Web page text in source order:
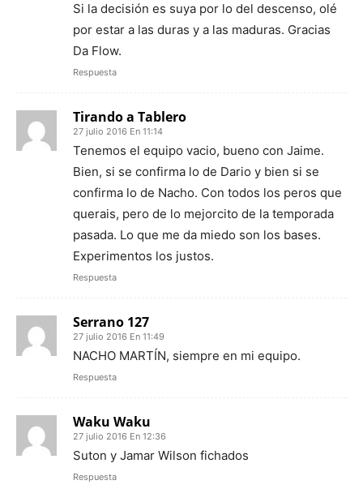
Si la decisión es suya por lo del descenso, olé
por estar a las duras y a las maduras. Gracias
Da Flow.
Respuesta
Tirando a Tablero
27 julio 2016 En 11:14
Tenemos el equipo vacio, bueno con Jaime.
Bien, si se confirma lo de Dario y bien si se
confirma lo de Nacho. Con todos los peros que
querais, pero de lo mejorcito de la temporada
pasada. Lo que me da miedo son los bases.
Experimentos los justos.
Respuesta
Serrano 127
27 julio 2016 En 11:49
NACHO MARTÍN, siempre en mi equipo.
Respuesta
Waku Waku
27 julio 2016 En 12:36
Suton y Jamar Wilson fichados
Respuesta